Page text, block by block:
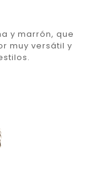
y marrón, que
muy versátil y